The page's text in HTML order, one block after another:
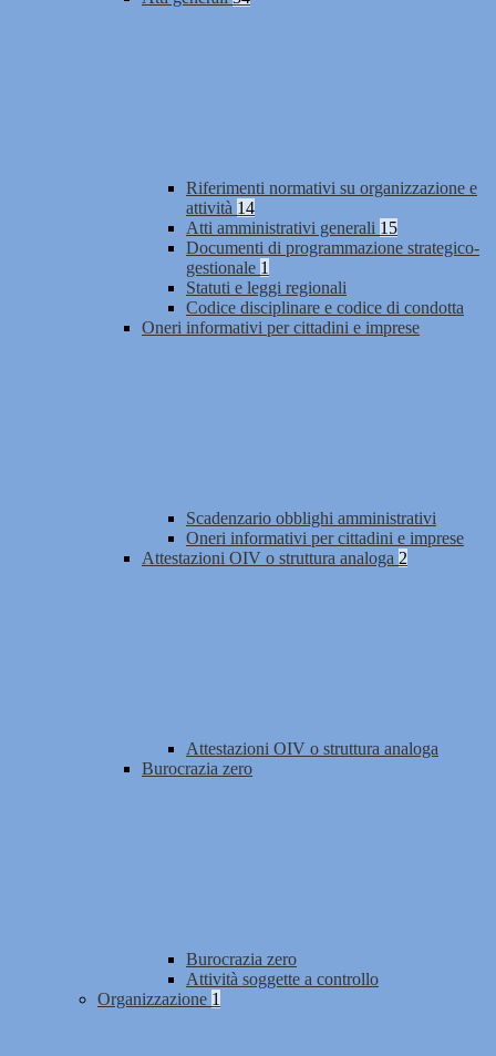
Riferimenti normativi su organizzazione e
attività 14
Atti amministrativi generali 15
Documenti di programmazione strategico-
gestionale 1
Statuti e leggi regionali
Codice disciplinare e codice di condotta
Oneri informativi per cittadini e imprese
Scadenzario obblighi amministrativi
Oneri informativi per cittadini e imprese
Attestazioni OIV o struttura analoga 2
Attestazioni OIV o struttura analoga
Burocrazia zero
Burocrazia zero
Attività soggette a controllo
Organizzazione 1